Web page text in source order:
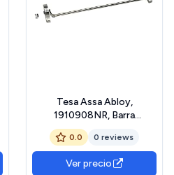
Tesa Assa Abloy,
1910908NR, Barra
Antipánico Universal 1910
con un punto lateral de
cierre, Cofre Negro y Barra
Roja
0.0 0 reviews
Ver precio